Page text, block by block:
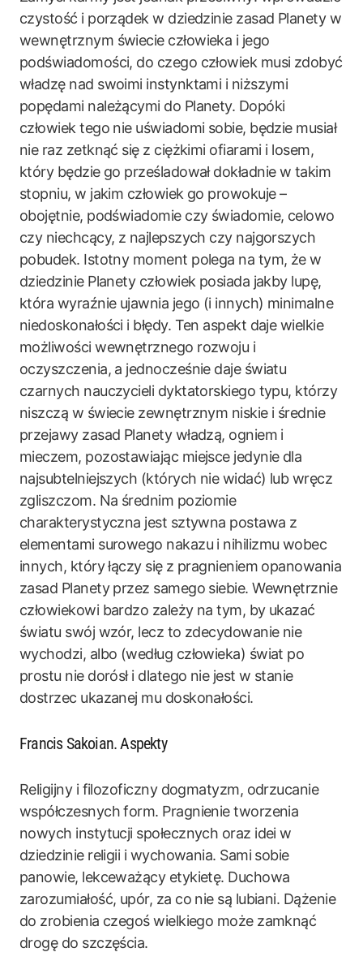
czystość i porządek w dziedzinie zasad Planety w
wewnętrznym świecie człowieka i jego
podświadomości, do czego człowiek musi zdobyć
władzę nad swoimi instynktami i niższymi
popędami należącymi do Planety. Dopóki
człowiek tego nie uświadomi sobie, będzie musiał
nie raz zetknąć się z ciężkimi ofiarami i losem,
który będzie go prześladował dokładnie w takim
stopniu, w jakim człowiek go prowokuje –
obojętnie, podświadomie czy świadomie, celowo
czy niechcący, z najlepszych czy najgorszych
pobudek. Istotny moment polega na tym, że w
dziedzinie Planety człowiek posiada jakby lupę,
która wyraźnie ujawnia jego (i innych) minimalne
niedoskonałości i błędy. Ten aspekt daje wielkie
możliwości wewnętrznego rozwoju i
oczyszczenia, a jednocześnie daje światu
czarnych nauczycieli dyktatorskiego typu, którzy
niszczą w świecie zewnętrznym niskie i średnie
przejawy zasad Planety władzą, ogniem i
mieczem, pozostawiając miejsce jedynie dla
najsubtelniejszych (których nie widać) lub wręcz
zgliszczom. Na średnim poziomie
charakterystyczna jest sztywna postawa z
elementami surowego nakazu i nihilizmu wobec
innych, który łączy się z pragnieniem opanowania
zasad Planety przez samego siebie. Wewnętrznie
człowiekowi bardzo zależy na tym, by ukazać
światu swój wzór, lecz to zdecydowanie nie
wychodzi, albo (według człowieka) świat po
prostu nie dorósł i dlatego nie jest w stanie
dostrzec ukazanej mu doskonałości.
Francis Sakoian. Aspekty
Religijny i filozoficzny dogmatyzm, odrzucanie
współczesnych form. Pragnienie tworzenia
nowych instytucji społecznych oraz idei w
dziedzinie religii i wychowania. Sami sobie
panowie, lekceważący etykietę. Duchowa
zarozumiałość, upór, za co nie są lubiani. Dążenie
do zrobienia czegoś wielkiego może zamknąć
drogę do szczęścia.